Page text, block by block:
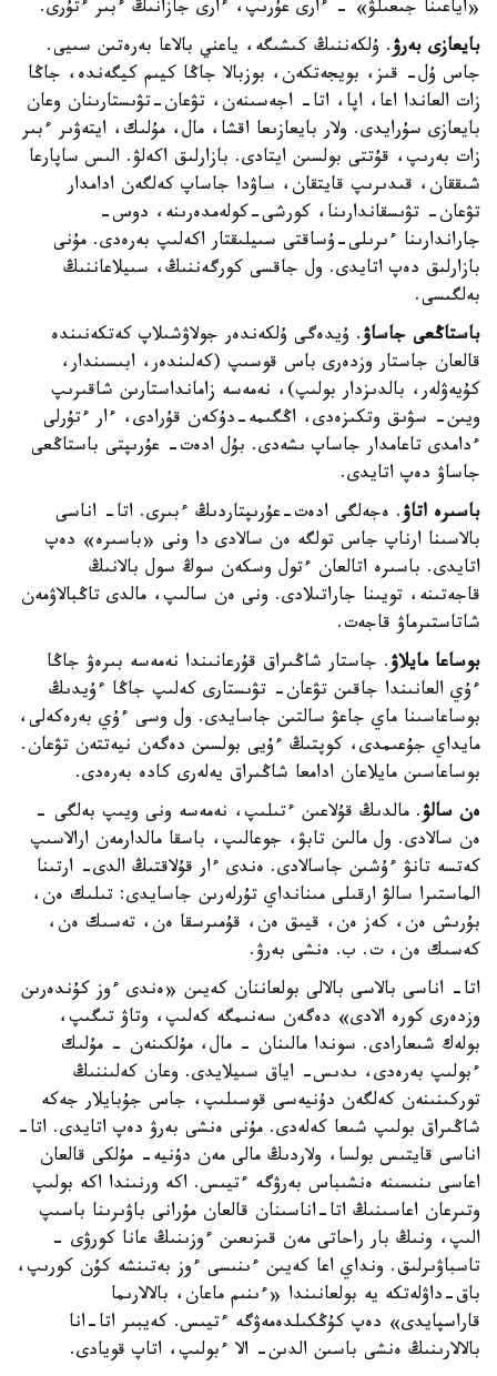
«اياعىنا جىعىلۋ» - ءارى عۇرىپ، ءارى جازانىڭ ءبىر ءتۇرى.
بايعازى بەرۋ. ۇلكەننىڭ كىشىگە، ياعني بالاعا بەرەتىن سىيى.
جاس ۇل- قىز، بويجەتكەن، بوزبالا جاڭا كيىم كيگەندە، جاڭا
زات العاندا اعا، اپا، اتا- اجەسىنەن، تۋعان-تۋىستارىنان وعان
بايعازى سۇرايدى. ولار بايعازىعا اقشا، مال، مۇلىك، ايتەۋىر ءبىر
زات بەرىپ، قۇتتى بولسىن ايتادى. بازارلىق اكەلۋ. الىس ساپارعا
شىققان، قىدىرىپ قايتقان، ساۋدا جاساپ كەلگەن ادامدار
تۋعان- تۋىسقاندارىنا، كورشى-كولەمدەرىنە، دوس-
جاراندارىنا ءىرىلى-ۇساقتى سىيلىقتار اكەلىپ بەرەدى. مۇنى
بازارلىق دەپ اتايدى. ول جاقسى كورگەننىڭ، سىيلاعاننىڭ
بەلگىسى.
باستاڭعى جاساۋ. ۇيدەگى ۇلكەندەر جولاۋشىلاپ كەتكەنىندە
قالعان جاستار وزدەرى باس قوسىپ (كەلىندەر، ابىسىندار،
كۇيەۋلەر، بالدىزدار بولىپ)، نەمەسە زامانداستارىن شاقىرىپ
ويىن- سۋىق وتكىزەدى، اڭگىمە-دۇكەن قۇرادى، ءار ءتۇرلى
ءدامدى تاعامدار جاساپ ىشەدى. بۇل ادەت- عۇرىپتى باستاڭعى
جاساۋ دەپ اتايدى.
باسىرە اتاۋ. ەجەلگى ادەت-عۇرىپتاردىڭ ءبىرى. اتا- اناسى
بالاسىنا ارناپ جاس تولگە ەن سالادى دا ونى «باسىرە» دەپ
اتايدى. باسىرە اتالعان ءتول وسكەن سوڭ سول بالانىڭ
قاجەتىنە، تويىنا جاراتىلادى. ونى ەن سالىپ، مالدى تاڭبالاۋمەن
شاتاستىرماۋ قاجەت.
بوساعا مايلاۋ. جاستار شاڭىراق قۇرعانىندا نەمەسە بىرەۋ جاڭا
ءۇي العانىندا جاقىن تۋعان- تۋىستارى كەلىپ جاڭا ءۇيدىڭ
بوساعاسىنا ماي جاعۋ سالتىن جاسايدى. ول وسى ءۇي بەرەكەلى،
مايداي جۇعىمدى، كوپتىڭ ءۇيى بولسىن دەگەن نيەتتەن تۋعان.
بوساعاسىن مايلاعان ادامعا شاڭىراق يەلەرى كادە بەرەدى.
ەن سالۋ. مالدىڭ قۇلاعىن ءتىلىپ، نەمەسە ونى ويىپ بەلگى -
ەن سالادى. ول مالىن تابۋ، جوعالىپ، باسقا مالدارمەن ارالاسىپ
كەتسە تانۋ ءۇشىن جاسالادى. ەندى ءار قۇلاقتىڭ الدى- ارتىنا
الماستىرا سالۋ ارقىلى مىنانداي تۇرلەرىن جاسايدى: تىلىك ەن،
بۇرىش ەن، كەز ەن، قيىق ەن، قۇمىرسقا ەن، تەسىك ەن،
كەسىك ەن، ت. ب. ەنشى بەرۋ.
اتا- اناسى بالاسى بالالى بولعاننان كەيىن «ەندى ءوز كۇندەرىن
وزدەرى كورە الادى» دەگەن سەنىمگە كەلىپ، وتاۋ تىگىپ،
بولەك شىعارادى. سوندا مالىنان - مال، مۇلكىنەن - مۇلىك
ءبولىپ بەرەدى، ىدىس- اياق سىيلايدى. وعان كەلىننىڭ
توركىنىنەن كەلگەن دۇنيەسى قوسىلىپ، جاس جۇبايلار جەكە
شاڭىراق بولىپ شىعا كەلەدى. مۇنى ەنشى بەرۋ دەپ اتايدى. اتا-
اناسى قايتىس بولسا، ولاردىڭ مالى مەن دۇنيە- مۇلكى قالعان
اعاسى ىنىسىنە ەنشىباس بەرۋگە ءتيىس. اكە ورنىندا اكە بولىپ
وتىرعان اعاسىنىڭ اتا-اناسىنان قالعان مۇرانى باۋىرىنا باسىپ
الىپ، ونىڭ بار راحاتى مەن قىزىعىن ءوزىنىڭ عانا كورۋى -
تاسباۋىرلىق. ونداي اعا كەيىن ءىنىسى ءوز بەتىنشە كۇن كورىپ،
باق-داۋلەتكە يە بولعانىندا «ءىنىم ماعان، بالالارىما
قاراسپايدى» دەپ كۇڭكىلدەمەۋگە ءتيىس. كەيبىر اتا-انا
بالالارىنىڭ ەنشى باسىن الدىن- الا ءبولىپ، اتاپ قويادى.